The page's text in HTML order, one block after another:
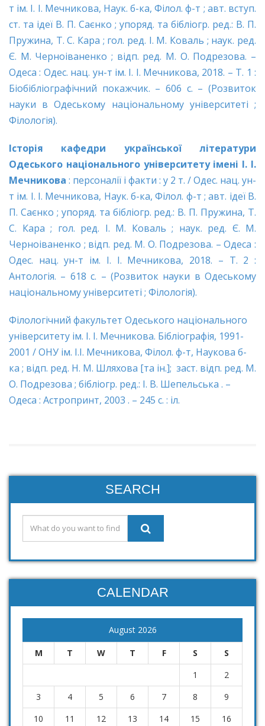
т ім. І. І. Мечникова, Наук. б-ка, Філол. ф-т ; авт. вступ.
ст. та ідеї В. П. Саєнко ; упоряд. та бібліогр. ред.: В. П.
Пружина, Т. С. Кара ; гол. ред. І. М. Коваль ; наук. ред.
Є. М. Черноіваненко ; відп. ред. М. О. Подрезова. –
Одеса : Одес. нац. ун-т ім. І. І. Мечникова, 2018. – Т. 1 :
Біобібліографічний покажчик. – 606 с. – (Розвиток
науки в Одеському національному університеті ;
Філологія).
Історія кафедри української літератури
Одеського національного університету імені І. І.
Мечникова : персоналії і факти : у 2 т. / Одес. нац. ун-
т ім. І. І. Мечникова, Наук. б-ка, Філол. ф-т ; авт. ідеї В.
П. Саєнко ; упоряд. та бібліогр. ред.: В. П. Пружина, Т.
С. Кара ; гол. ред. І. М. Коваль ; наук. ред. Є. М.
Черноіваненко ; відп. ред. М. О. Подрезова. – Одеса :
Одес. нац. ун-т ім. І. І. Мечникова, 2018. – Т. 2 :
Антологія. – 618 с. – (Розвиток науки в Одеському
національному університеті ; Філологія).
Філологічний факультет Одеського національного
університету ім. І. І. Мечникова. Бібліографія, 1991-
2001 / ОНУ ім. І.І. Мечникова, Філол. ф-т, Наукова б-
ка ; відп. ред. Н. М. Шляхова [та ін.]; заст. відп. ред. М.
О. Подрезова ; бібліогр. ред.: І. В. Шепельська . –
Одеса : Астропринт, 2003 . – 245 с. : іл.
SEARCH
CALENDAR
August 2026
M T W T F S
S
1
2
3
4 5 6 7 8
9
10
11 12 13 14 15
16